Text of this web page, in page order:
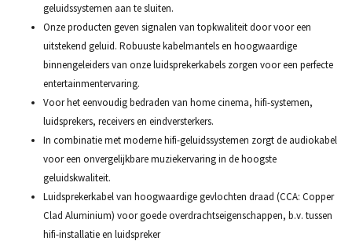
geluidssystemen aan te sluiten.
Onze producten geven signalen van topkwaliteit door voor een
uitstekend geluid. Robuuste kabelmantels en hoogwaardige
binnengeleiders van onze luidsprekerkabels zorgen voor een perfecte
entertainmentervaring.
Voor het eenvoudig bedraden van home cinema, hifi-systemen,
luidsprekers, receivers en eindversterkers.
In combinatie met moderne hifi-geluidssystemen zorgt de audiokabel
voor een onvergelijkbare muziekervaring in de hoogste
geluidskwaliteit.
Luidsprekerkabel van hoogwaardige gevlochten draad (CCA: Copper
Clad Aluminium) voor goede overdrachtseigenschappen, b.v. tussen
hifi-installatie en luidspreker